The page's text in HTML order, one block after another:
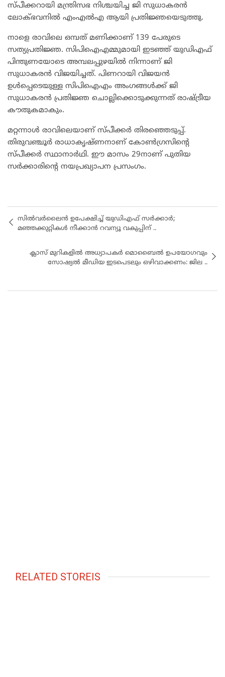
സ്പീക്കറായി മന്ത്രിസഭ നിശ്ചയിച്ച ജി സുധാകരൻ
ലോക്ഭവനിൽ എംഎൽഎ ആയി പ്രതിജ്ഞയെടുത്തു.
നാളെ രാവിലെ ഒമ്പത് മണിക്കാണ് 139 പേരുടെ
സത്യപ്രതിജ്ഞ. സിപിഐഎമ്മുമായി ഇടഞ്ഞ് യുഡിഎഫ്
പിന്തുണയോടെ അമ്പലപ്പുഴയിൽ നിന്നാണ് ജി
സുധാകരൻ വിജയിച്ചത്. പിണറായി വിജയൻ
ഉൾപ്പെടെയുള്ള സിപിഐഎം അംഗങ്ങൾക്ക് ജി
സുധാകരൻ പ്രതിജ്ഞ ചൊല്ലിക്കൊടുക്കുന്നത് രാഷ്ട്രീയ
കൗതുകമാകും.
മറ്റന്നാൾ രാവിലെയാണ് സ്പീക്കർ തിരഞ്ഞെടുപ്പ്.
തിരുവഞ്ചൂർ രാധാകൃഷ്ണനാണ് കോൺഗ്രസിന്റെ
സ്പീക്കർ സ്ഥാനാർഥി. ഈ മാസം 29നാണ് പുതിയ
സർക്കാരിന്റെ നയപ്രഖ്യാപന പ്രസംഗം.
സിൽവർലൈൻ ഉപേക്ഷിച്ച് യുഡിഎഫ് സർക്കാർ;
മഞ്ഞക്കുറ്റികൾ നീക്കാൻ റവന്യൂ വകുപ്പിന് ..
ക്ലാസ് മുറികളിൽ അധ്യാപകർ മൊബൈൽ ഉപയോഗവും
സോഷ്യൽ മീഡിയ ഇടപെടലും ഒഴിവാക്കണം: ജില ..
RELATED STOREIS